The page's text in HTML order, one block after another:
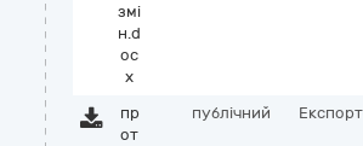
змі
н.d
oc
x
пр
от
публічний